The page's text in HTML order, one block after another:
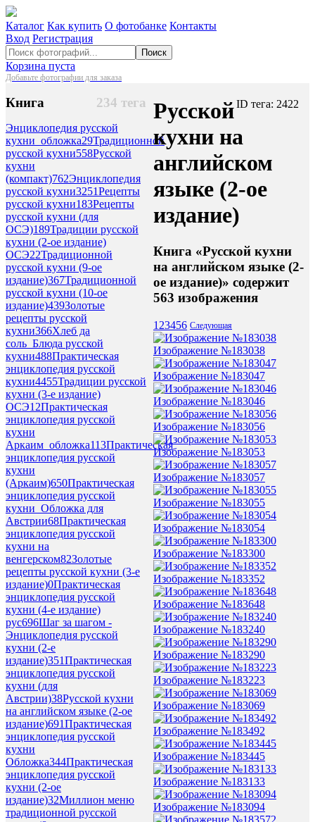
Каталог Как купить О фотобанке Контакты
Вход Регистрация
Поиск
Корзина пуста
Добавьте фотографии для заказа
234 тега
Книга
Энциклопедия русской
кухни_обложка29Традиционной
русской кухни558Русской
кухни
(компакт)762Энциклопедия
русской кухни3251Рецепты
русской кухни183Рецепты
русской кухни (для
ОСЭ)189Традиции русской
кухни (2-ое издание)
ОСЭ22Традиционной
русской кухни (9-ое
издание)367Традиционной
русской кухни (10-ое
издание)439Золотые
рецепты русской
кухни366Хлеб да
соль_Блюда русской
кухни488Практическая
энциклопедия русской
кухни4455Традиции русской
кухни (3-е издание)
ОСЭ12Практическая
энциклопедия русской
кухни
Аркаим_обложка113Практическая
энциклопедия русской
кухни
(Аркаим)650Практическая
энциклопедия русской
кухни_Обложка для
Австрии68Практическая
энциклопедия русской
кухни на
венгерском82Золотые
рецепты русской кухни (3-е
издание)0Практическая
энциклопедия русской
кухни (4-е издание)
рус696Шаг за шагом -
Энциклопедия русской
кухни (2-е
издание)351Практическая
энциклопедия русской
кухни (для
Австрии)38Русской кухни
на английском языке (2-ое
издание)691Практическая
энциклопедия русской
кухни
Обложка344Практическая
энциклопедия русской
кухни (2-ое
издание)32Миллион меню
традиционной русской
ID тега: 2422
Русской
кухни на
английском
языке (2-ое
издание)
Книга «Русской кухни
на английском языке (2-
ое издание)» содержит
563 изображения
1 23456 Следующая
Изображение №183038
Изображение №183047
Изображение №183046
Изображение №183056
Изображение №183053
Изображение №183057
Изображение №183055
Изображение №183054
Изображение №183300
Изображение №183352
Изображение №183648
Изображение №183240
Изображение №183290
Изображение №183223
Изображение №183069
Изображение №183492
Изображение №183445
Изображение №183133
Изображение №183094